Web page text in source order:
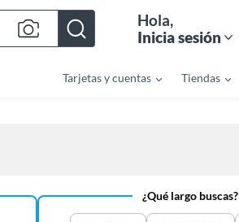
Hola,
Inicia sesión
Tarjetas y cuentas Tiendas
¿Qué largo buscas?